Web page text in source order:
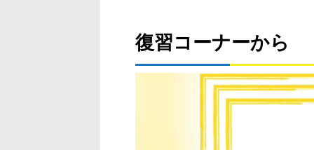
復習コーナーから